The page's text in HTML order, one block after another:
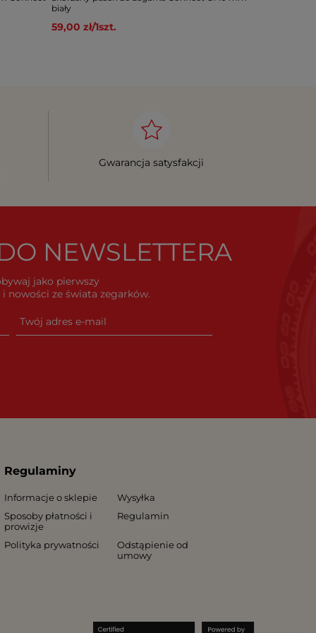
biały
59,00 zł/1szt.
Gwarancja satysfakcji
NEWSLETTERA
jako pierwszy
ze świata zegarków.
Regulaminy
Informacje o sklepie
Wysyłka
Sposoby płatności i
prowizje
Regulamin
Polityka prywatności
Odstąpienie od
umowy